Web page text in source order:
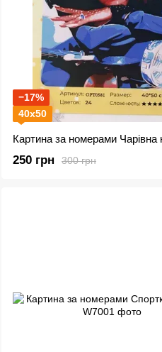
−17%
40х50
300 грн
250 грн